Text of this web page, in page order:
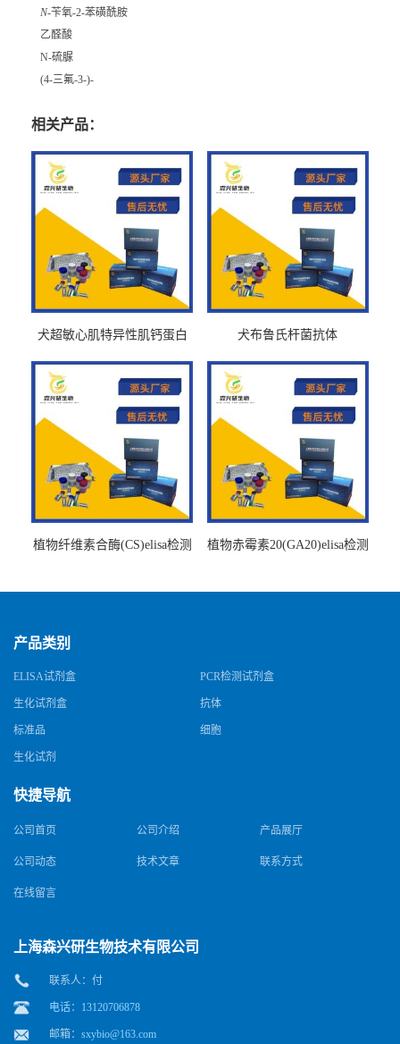
N-苄氧-2-苯磺酰胺
乙醛酸
N-硫脲
(4-三氟-3-)-
相关产品：
犬超敏心肌特异性肌钙蛋白
犬布鲁氏杆菌抗体
植物纤维素合酶(CS)elisa检测
植物赤霉素20(GA20)elisa检测
产品类别
ELISA试剂盒 PCR检测试剂盒
生化试剂盒 抗体
标准品 细胞
生化试剂
快捷导航
公司首页 公司介绍 产品展厅
公司动态 技术文章 联系方式
在线留言
上海森兴研生物技术有限公司
联系人：付
电话：13120706878
邮箱： sxybio@163.com